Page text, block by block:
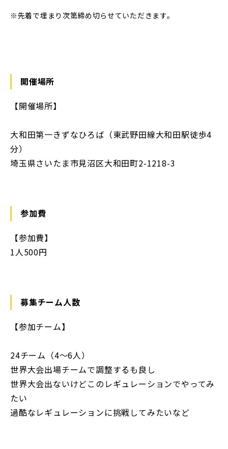
※先着で埋まり次第締め切らせていただきます。
開催場所
【開催場所】
大和田第一きずなひろば（東武野田線大和田駅徒歩4
分）
埼玉県さいたま市見沼区大和田町2-1218-3
参加費
【参加費】
1人500円
募集チーム人数
【参加チーム】
24チーム（4～6人）
世界大会出場チームで調整するも良し
世界大会出ないけどこのレギュレーションでやってみ
たい
過酷なレギュレーションに挑戦してみたいなど